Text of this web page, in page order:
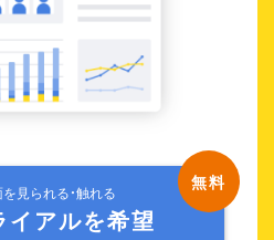
見られる・触れる
イアルを希望